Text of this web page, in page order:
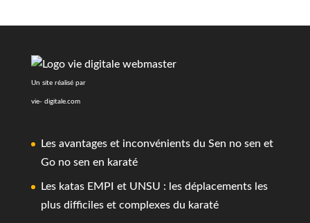
Un site réalisé par
vie- digitale.com
Les avantages et inconvénients du Sen no sen et
Go no sen en karaté
Les katas EMPI et UNSU : les déplacements les
plus difficiles et complexes du karaté